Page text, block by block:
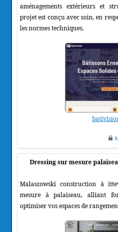
aménagements extérieurs et
projet est conçu avec soin, en
les normes techniques.
Dressing sur mesure
Malaszowski construction à
mesure à palaiseau, alliant
optimiser vos espaces de